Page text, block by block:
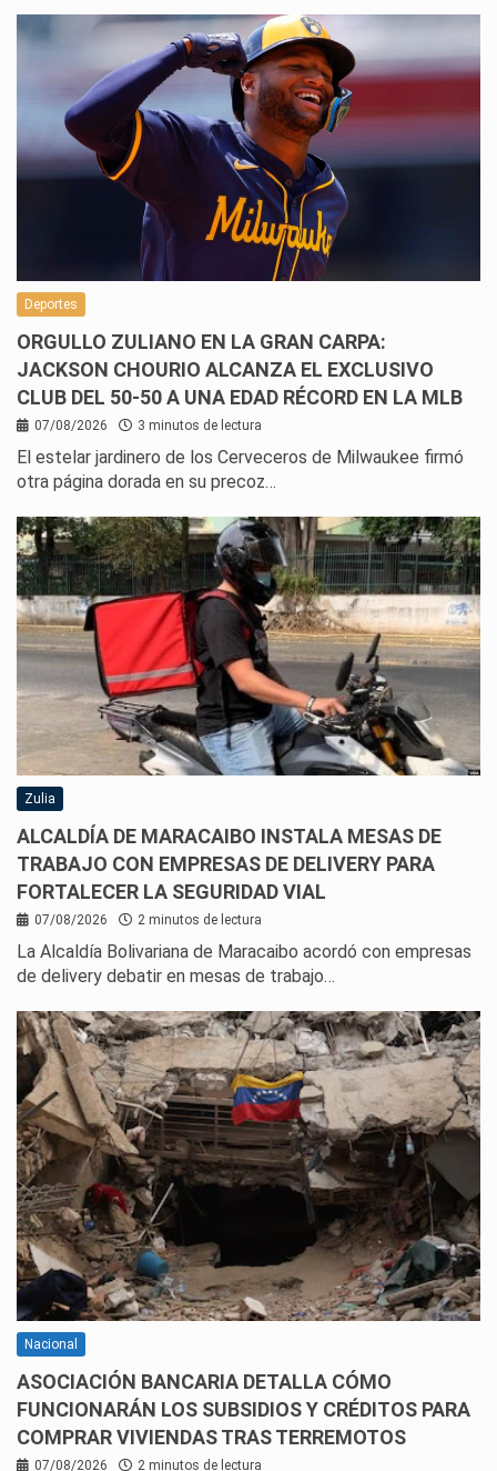
Deportes
ORGULLO ZULIANO EN LA GRAN CARPA:
JACKSON CHOURIO ALCANZA EL EXCLUSIVO
CLUB DEL 50-50 A UNA EDAD RÉCORD EN LA MLB
07/08/2026 3 minutos de lectura
El estelar jardinero de los Cerveceros de Milwaukee firmó
otra página dorada en su precoz…
Zulia
ALCALDÍA DE MARACAIBO INSTALA MESAS DE
TRABAJO CON EMPRESAS DE DELIVERY PARA
FORTALECER LA SEGURIDAD VIAL
07/08/2026 2 minutos de lectura
La Alcaldía Bolivariana de Maracaibo acordó con empresas
de delivery debatir en mesas de trabajo…
Nacional
ASOCIACIÓN BANCARIA DETALLA CÓMO
FUNCIONARÁN LOS SUBSIDIOS Y CRÉDITOS PARA
COMPRAR VIVIENDAS TRAS TERREMOTOS
07/08/2026 2 minutos de lectura